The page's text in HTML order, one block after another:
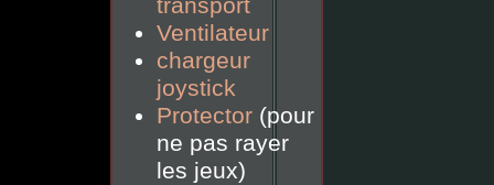
transport
Ventilateur
chargeur
joystick
Protector (pour
ne pas rayer
les jeux)